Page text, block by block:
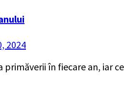
2024
primăverii în fiecare an, iar